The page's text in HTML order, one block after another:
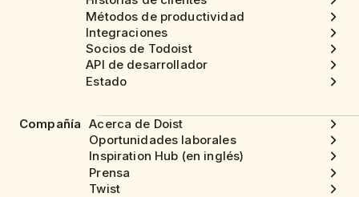
Métodos de productividad
Integraciones
Socios de Todoist
API de desarrollador
Estado
Compañía Acerca de Doist
Oportunidades laborales
Inspiration Hub (en inglés)
Prensa
Twist